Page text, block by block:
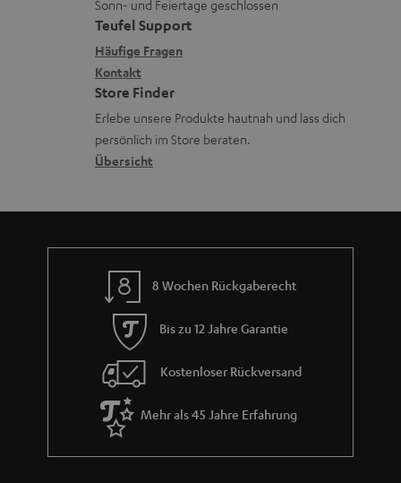
e
n
m
V
e
r
s
a
d
e
n
z
u
r
G
r
a
e
x
i
k
o
n
a
k
t
d
a
t
n
Sonn- und Feiertage geschlossen
Teufel Support
Häufige Fragen
Kontakt
Store Finder
Erlebe unsere Produkte hautnah und lass dich
persönlich im Store beraten.
Übersicht
8 Wochen Rückgaberecht
Bis zu 12 Jahre Garantie
Kostenloser Rückversand
Mehr als 45 Jahre Erfahrung